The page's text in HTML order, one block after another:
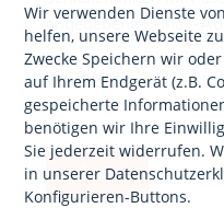
angegebene E-Mail-
Ihre E-Mail
anfordern
Wir verwenden Dienste
helfen, unsere Webseite
Zwecke Speichern wir
auf Ihrem Endgerät (z.B.
gespeicherte
benötigen wir Ihre
Sie jederzeit widerrufen.
in unserer
Konfigurieren-Buttons.